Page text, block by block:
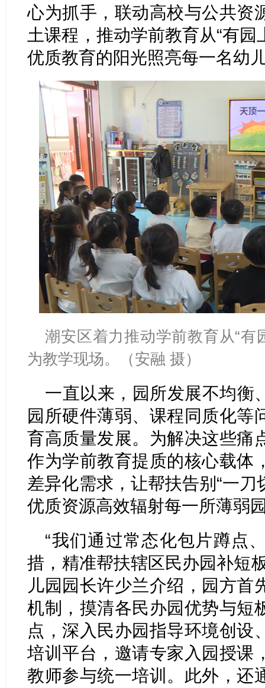
心为抓手，联动高校与公共资
土课程，推动学前教育从“有园
优质教育的阳光照亮每一名幼
潮安区着力推动学前教育从“有
为教学现场。（安融 摄）
一直以来，园所发展不均衡
园所硬件薄弱、课程同质化等
育高质量发展。为解决这些痛
作为学前教育提质的核心载体
差异化需求，让帮扶告别“一刀
优质资源高效辐射每一所薄弱
“我们通过常态化包片蹲点
措，精准帮扶辖区民办园补短
儿园园长许少兰介绍，园方首
机制，摸清各民办园优势与短
点，深入民办园指导环境创设
培训平台，邀请专家入园授课
教师参与统一培训。此外，还